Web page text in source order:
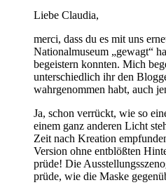
Liebe Claudia,
merci, dass du es mit uns
Nationalmuseum „gewagt“
begeistern konnten. Mich
unterschiedlich ihr den
wahrgenommen habt, auch
Ja, schon verrückt, wie so
einem ganz anderen Licht
Zeit nach Kreation
Version ohne entblößten
prüde! Die
prüde, wie die Maske